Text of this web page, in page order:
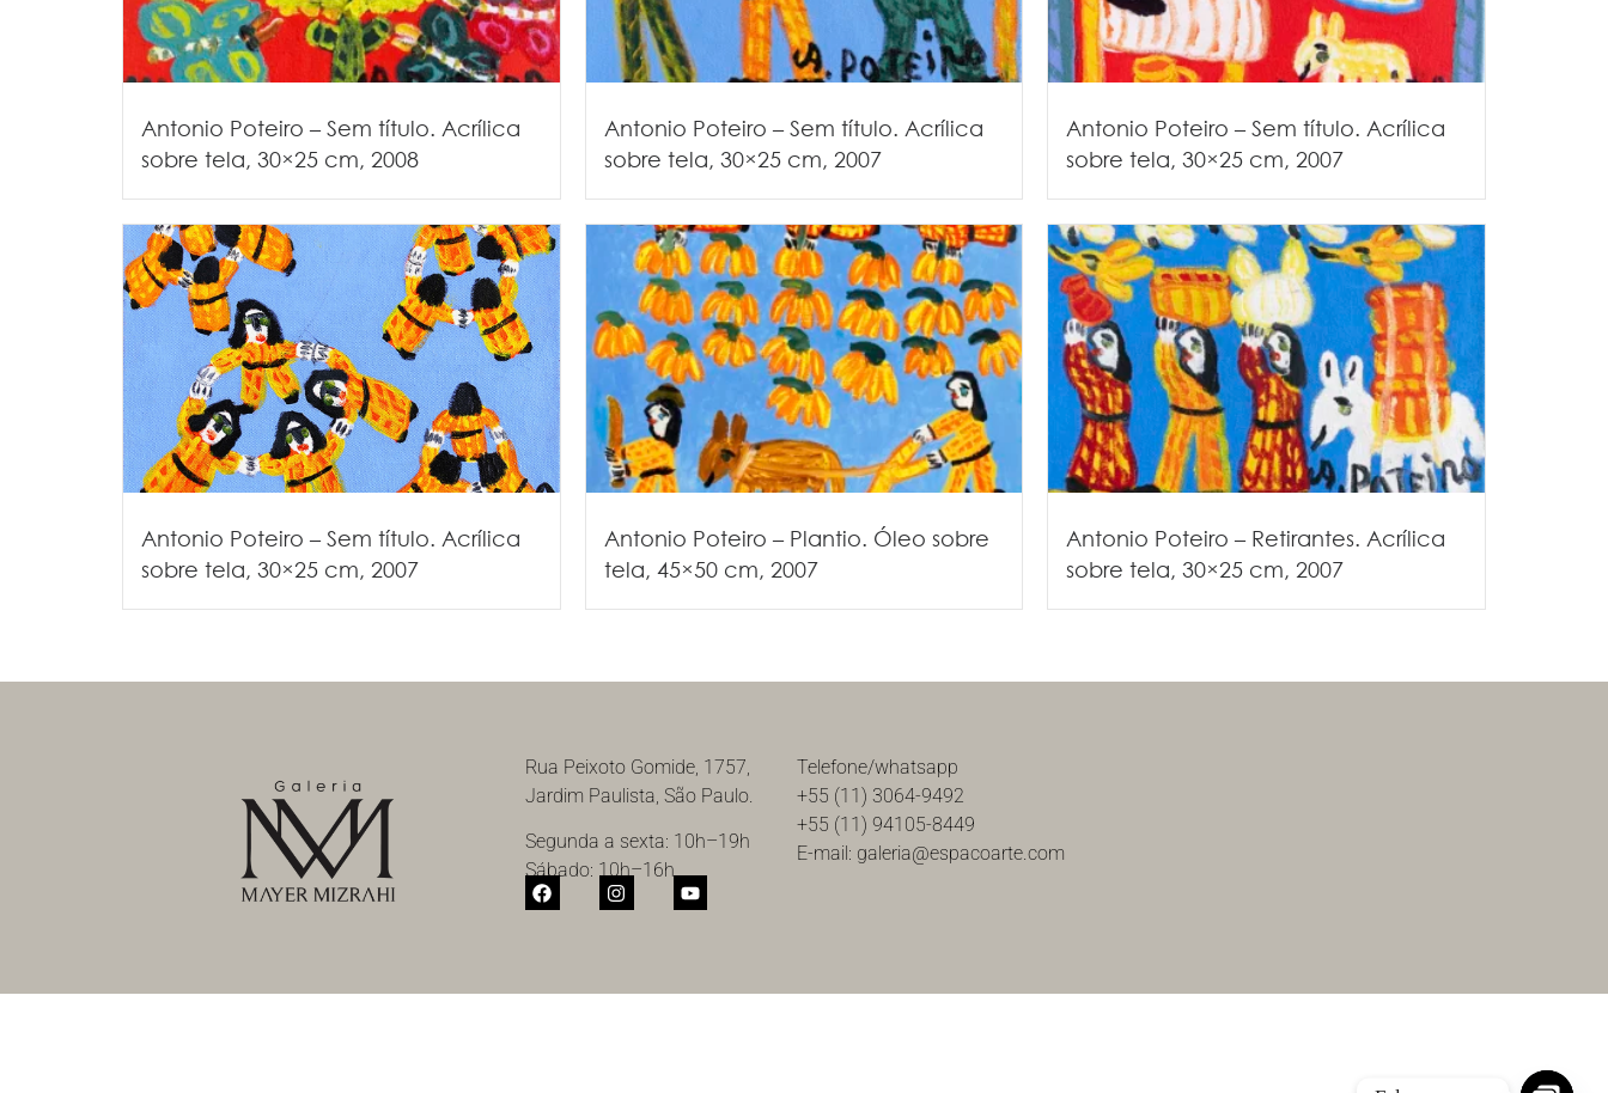
Antonio Poteiro – Sem título. Acrílica
sobre tela, 30×25 cm, 2008
Antonio Poteiro – Sem título. Acrílica
sobre tela, 30×25 cm, 2007
Antonio Poteiro – Sem título. Acrílica
sobre tela, 30×25 cm, 2007
Antonio Poteiro – Sem título. Acrílica
sobre tela, 30×25 cm, 2007
Antonio Poteiro – Plantio. Óleo sobre
tela, 45×50 cm, 2007
Antonio Poteiro – Retirantes. Acrílica
sobre tela, 30×25 cm, 2007
Rua Peixoto Gomide, 1757,
Jardim Paulista, São Paulo.
Segunda a sexta: 10h–19h
Sábado: 10h–16h
Telefone/whatsapp
+55 (11) 3064-9492
+55 (11) 94105-8449
E-mail: galeria@espacoarte.com